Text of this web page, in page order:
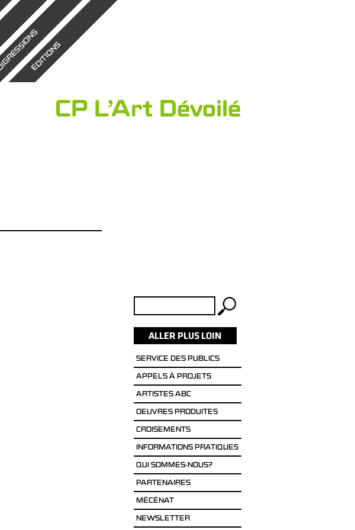
EDITIONS
CP L’Art Dévoilé
SERVICE DES PUBLICS
APPELS À PROJETS
ARTISTES ABC
OEUVRES PRODUITES
CROISEMENTS
INFORMATIONS PRATIQUES
QUI SOMMES-NOUS?
PARTENAIRES
MÉCÉNAT
NEWSLETTER